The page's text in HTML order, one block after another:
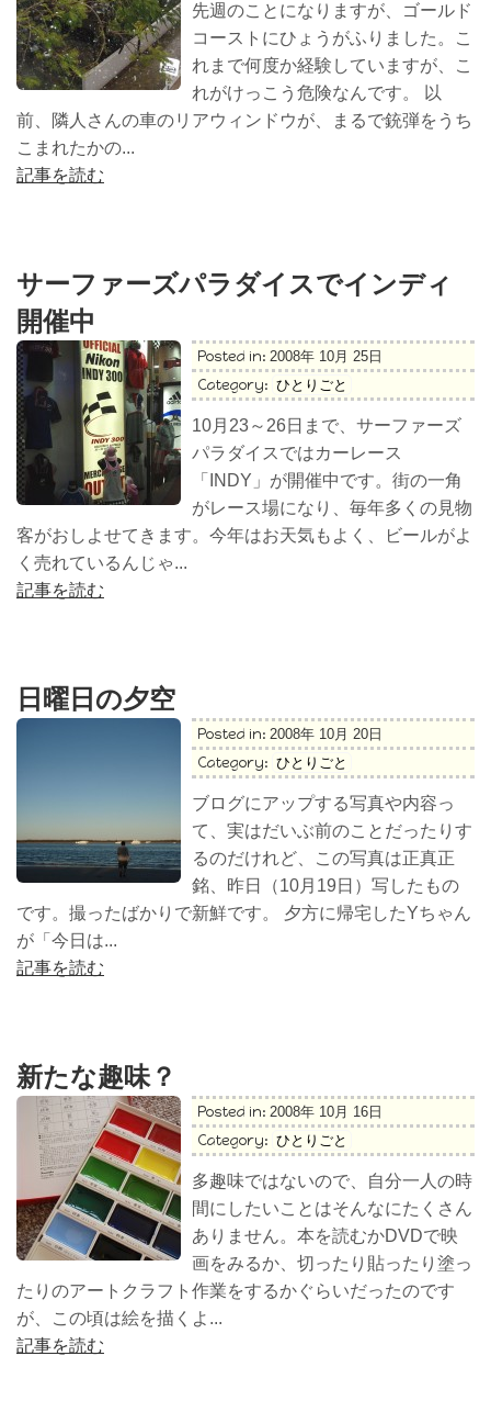
先週のことになりますが、ゴールド
コーストにひょうがふりました。こ
れまで何度か経験していますが、こ
れがけっこう危険なんです。 以
前、隣人さんの車のリアウィンドウが、まるで銃弾をうち
こまれたかの...
記事を読む
サーファーズパラダイスでインディ
開催中
Posted in: 2008年 10月 25日
Category: ひとりごと
10月23～26日まで、サーファーズ
パラダイスではカーレース
「INDY」が開催中です。街の一角
がレース場になり、毎年多くの見物
客がおしよせてきます。今年はお天気もよく、ビールがよ
く売れているんじゃ...
記事を読む
日曜日の夕空
Posted in: 2008年 10月 20日
Category: ひとりごと
ブログにアップする写真や内容っ
て、実はだいぶ前のことだったりす
るのだけれど、この写真は正真正
銘、昨日（10月19日）写したもの
です。撮ったばかりで新鮮です。 夕方に帰宅したYちゃん
が「今日は...
記事を読む
新たな趣味？
Posted in: 2008年 10月 16日
Category: ひとりごと
多趣味ではないので、自分一人の時
間にしたいことはそんなにたくさん
ありません。本を読むかDVDで映
画をみるか、切ったり貼ったり塗っ
たりのアートクラフト作業をするかぐらいだったのです
が、この頃は絵を描くよ...
記事を読む